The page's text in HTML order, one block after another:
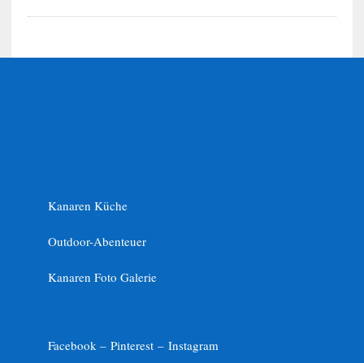
Kanaren Küche
Outdoor-Abenteuer
Kanaren Foto Galerie
Facebook – Pinterest – Instagram